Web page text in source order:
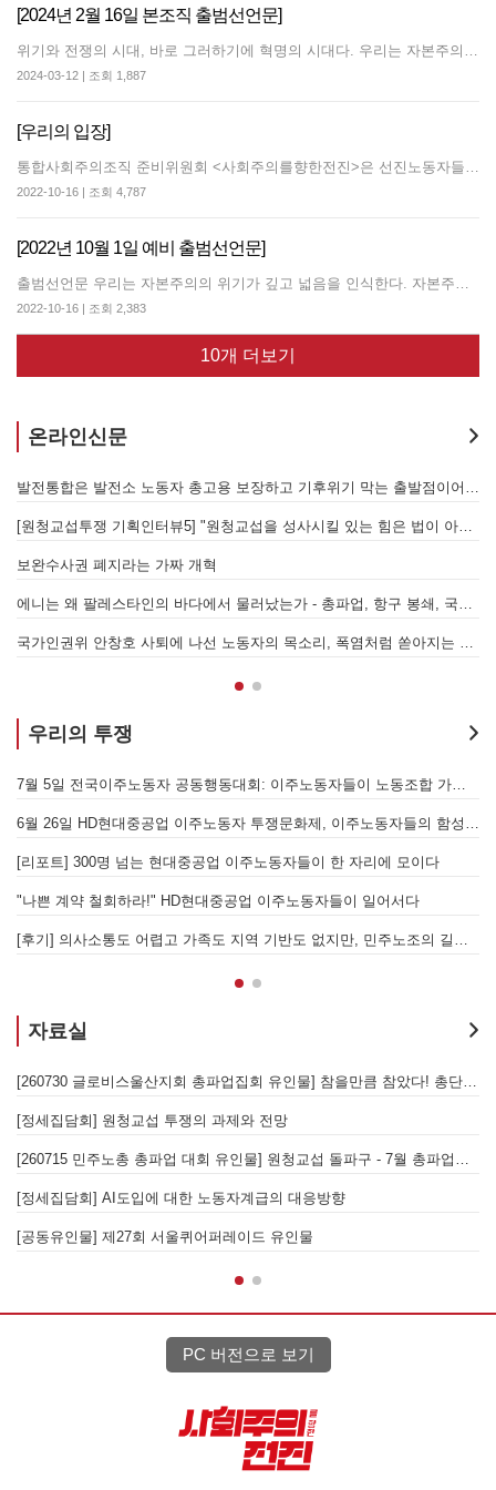
[2024년 2월 16일 본조직 출범선언문]
위기와 전쟁의 시대, 바로 그러하기에 혁명의 시대다. 우리는 자본주의의 심원한 위기에 대한 인식으로, 사회주의 혁명이 먼 훗날의 일이 아닌 바로 오늘의 과제라는 인식으로, 또한 사회주의 노동자당의 절박한 필요에 대한 인식으로 통합사회주의조직 준비위원회를 결성하고 분투해왔다. 우리는 치열한 토론을 통해 강령과 규약을 제정했고, 조직의 일상에서 민주집중제를 구현할 의결과 집행체계를 구축했으며, 노동자계급과 함께 호흡하며 사회주의 정치운동을 확대하고자 했고, 사회주의 이념을 살아있는 전술로 구사해내고자, 엄중한 정세와 미약한 주체역량의 괴리를 계획과 실천으로 극복하고자 노력하고 또 노력해왔다. 그 성과를 모아, 그리고 함께 분투해온 동지들에 대한 끝없는 신뢰에 기반해, 오늘 우리는 통합사회주의조직, 사회주의를향한전진을 출범한다. 위기와 전쟁의 시대 앞에, 우리는 다시 사회주의 노동자 혁명의 깃발을 높이 든다. 우리는 한국 사회주의 정치운동의 밝은 미래를 확신하며, 우리 자신이 그 증거가 되고자 한다. 우리는 전 세계 노동자계급의 일부로서, 노동자계급과 함께 투쟁하며 노동자계급을 권력으로 이끌 정당, 사회주의 노동자당을 건설하고자 한다. 자본주의를 철폐하고 사회주의 노동자권력으로 가는 길에 헌신을 다짐하며, 우리는 아래와 같이 결의한다. 하나. 우리는 통합사회주의조직 <사회주의를향한전진> 건설을 선언한다. 하나. 우리는 모든 방향으로 강령에 기반한 사회주의 정치운동을 확대한다. 하나. 우리는 명실상부한 사회주의 노동자당 건설로 전진한다. 2024년 2월 17일 <사회주의를향한전진> 본조직 출범총회 참석자 일동
2024-03-12 | 조회 1,887
[우리의 입장]
통합사회주의조직 준비위원회 <사회주의를향한전진>은 선진노동
2022-10-16 | 조회 4,787
[2022년 10월 1일 예비 출범선언문]
출범선언문 우리는 자본주의의 위기가 깊고 넓음을 인식한다. 자본주의의 심화하는 위기는 제국주의 전쟁, 파국적 기후재난, 실업과 비정규직 확대, 인플레이션의 고통, 확대되는 여성 억압과 소수자 혐오로 우리 삶을 옥죈다. 우리는 사회주의 혁명이 언젠가 찾아올 먼 훗날 일이 아니라 바로 오늘의 과제임을 인식한다. 파시즘이 발호하고, 자유주의는 퇴행했으며, 노동과 자본을 중재하며 연명하던 사민주의는 몰락했다. 체제 내 어떤 세력도 위기를 수습하지 못한 채 퇴행하는 자본주의, 3차 대전의 위험이라는 파국적 위기로 치닫는 자본주의, 역사적 수명을 다하고도 연명하고자 모든 반동적 수단을 동원하는 자본주의를 무덤으로 보낼 방법, 착취를 폐절하고 모든 소수자 억압의 잔재까지 청산할 방법은 사회주의 혁명뿐이다. 바로 그러하기에, 우리는 사회주의 노동자당의 절박한 필요를 인식한다. 우리는 이 땅은 물론 전 세계 노동계급의 일부로서, 노동계급과 함께 투쟁하며 노동계급을 권력으로 이끌 정당, 모든 착취와 억압을 일소할 사회주의 노동자정당을 요구한다. 우리는 이런 인식으로 이 자리에 섰다. 변절과 투항의 시기, 청산과 회의의 날들을 이겨온 우리는, 한국 사회주의 정치운동에 밝은 미래가 있음을 확신한다. 또한 우리는 우리가 건설할 통합사회주의조직이 또 하나의 정파가 아니라 명실상부한 사회주의 노동자당의 건설 구심이어야 함을 스스로 다짐하며, 노동자 민중 앞에 우리의 결의를 엄중히 밝힌다. 하나. 우리는 통합사회주의조직 준비위원회 <사회주의를향한전진> 건설을 선언한다. 하나. 우리는 모든 방향으로 사회주의 정치운동을 확대할 것을 결의한다. 하나. 우리는 <사회주의를향한전진> 활동을 통해 향후 명실상부한 사회주의 노동자당 건설로 전진한다. 2022년 10월 1일 <사회주의를향한전진> 출범총회 참석자 일동
2022-10-16 | 조회 2,383
10개 더보기
온라인신문
발전통합은 발전소 노동자 총고용 보장하고 기후위기 막는 출발점이어야 한다!
[원청교섭투쟁 기획인터뷰5] "원청교섭을 성사시킬 있는 힘은 법이 아니라 단결투쟁입니다" - 현대제철 비정규직지회 이상규 동지
보완수사권 폐지라는 가짜 개혁
에니는 왜 팔레스타인의 바다에서 물러났는가 - 총파업, 항구 봉쇄, 국제 연대가 만들어 낸 에너지 자본의 후퇴
국가인권위 안창호 사퇴에 나선 노동자의 목소리, 폭염처럼 쏟아지는 불평등에 맞서 노동자계급의 메아리를!
우리의 투쟁
7월 5일 전국이주노동자 공동행동대회: 이주노동자들이 노동조합 가입을 선언하다
6월 26일 HD현대중공업 이주노동자 투쟁문화제, 이주노동자들의 함성과 노랫소리가 울산 동구 앞바다에 울려 퍼지다!
[리포트] 300명 넘는 현대중공업 이주노동자들이 한 자리에 모이다
"나쁜 계약 철회하라!" HD현대중공업 이주노동자들이 일어서다
[후기] 의사소통도 어렵고 가족도 지역 기반도 없지만, 민주노조의 길이 옳기에 투쟁하는 이주노동자
자료실
[260730 글로비스울산지회 총파업집회 유인물] 참을만큼 참았다! 총단결-총파업으로 모든 노동자의 고용보장과 원청교섭 쟁취하
[정세집담회] 원청교섭 투쟁의 과제와 전망
[260715 민주노총 총파업 대회 유인물] 원청교섭 돌파구 - 7월 총파업에 이은 이재명정부에 맞선 대정부 투쟁!
[정세집담회] AI도입에 대한 노동자계급의 대응방향
[공동유인물] 제27회 서울퀴어퍼레이드 유인물
PC 버전으로 보기